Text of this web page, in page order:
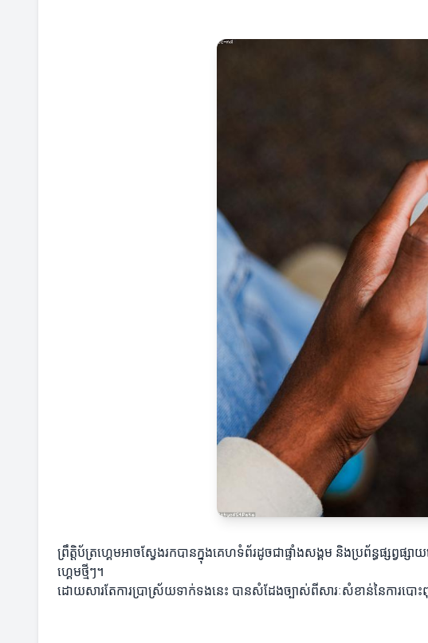
ព្រឹត្តិប័ត្រហ្គេមអាចស្វែងរកបានក្នុងគេហទំព័រដូចជាផ្ទាំងសង្គម និងប្រព័ន្ធផ្ស
ហ្គេមថ្មីៗ។
ដោយសារតែការប្រាស្រ័យទាក់ទងនេះ បានសំដែងច្បាស់ពីសារៈសំខាន់នៃការបោ